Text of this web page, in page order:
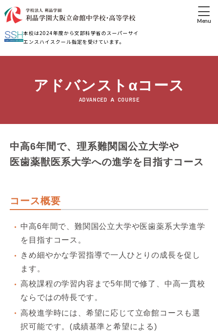
本校は2024年度から文部科学省のスーパーサイ
エンスハイスクール指定を受けています。
アドバンストαコース
ADVANCED Α COURSE
中高6年間で、理系難関国公立大学や
医歯薬獣医系大学への進学を目指すコース
コース概要
中高6年間で、難関国公立大学や医歯薬系大学進学
を目指すコース。
きめ細やかな学習指導で一人ひとりの成長を促し
ます。
高校課程の学習内容まで5年間で修了、中高一貫校
ならではの特長です。
高校進学時には、希望に応じて立命館コースも選
択可能です。(成績基準と希望による)